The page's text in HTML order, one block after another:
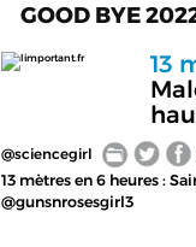
GOOD BYE
limportant.fr 13
@sciencegirl
13 mètres en 6 heures :
@gunsnrosesgirl3